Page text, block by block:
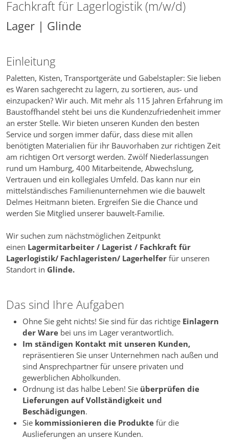
Fachkraft für Lagerlogistik (m/w/d)
Lager | Glinde
Einleitung
Paletten, Kisten, Transportgeräte und Gabelstapler: Sie lieben
es Waren sachgerecht zu lagern, zu sortieren, aus- und
einzupacken? Wir auch. Mit mehr als 115 Jahren Erfahrung im
Baustoffhandel steht bei uns die Kundenzufriedenheit immer
an erster Stelle. Wir bieten unseren Kunden den besten
Service und sorgen immer dafür, dass diese mit allen
benötigten Materialien für ihr Bauvorhaben zur richtigen Zeit
am richtigen Ort versorgt werden. Zwölf Niederlassungen
rund um Hamburg, 400 Mitarbeitende, Abwechslung,
Vertrauen und ein kollegiales Umfeld. Das kann nur ein
mittelständisches Familienunternehmen wie die bauwelt
Delmes Heitmann bieten. Ergreifen Sie die Chance und
werden Sie Mitglied unserer bauwelt-Familie.
Wir suchen zum nächstmöglichen Zeitpunkt
einen Lagermitarbeiter / Lagerist / Fachkraft für
Lagerlogistik/ Fachlageristen/ Lagerhelfer für unseren
Standort in Glinde.
Das sind Ihre Aufgaben
Ohne Sie geht nichts! Sie sind für das richtige Einlagern
der Ware bei uns im Lager verantwortlich.
Im ständigen Kontakt mit unseren Kunden,
repräsentieren Sie unser Unternehmen nach außen und
sind Ansprechpartner für unsere privaten und
gewerblichen Abholkunden.
Ordnung ist das halbe Leben! Sie überprüfen die
Lieferungen auf Vollständigkeit und
Beschädigungen.
Sie kommissionieren die Produkte für die
Auslieferungen an unsere Kunden.